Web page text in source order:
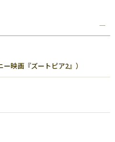
映画『ズートピア2』）